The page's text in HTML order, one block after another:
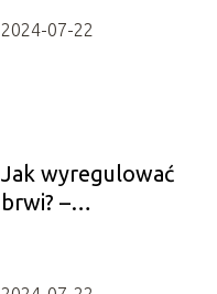
2024-07-22
Jak wyregulować
brwi? –